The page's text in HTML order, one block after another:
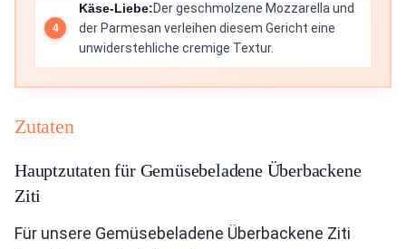
Käse-Liebe:Der geschmolzene Mozzarella und
der Parmesan verleihen diesem Gericht eine
unwiderstehliche cremige Textur.
Zutaten
Hauptzutaten für Gemüsebeladene Überbackene
Ziti
Für unsere Gemüsebeladene Überbackene Ziti